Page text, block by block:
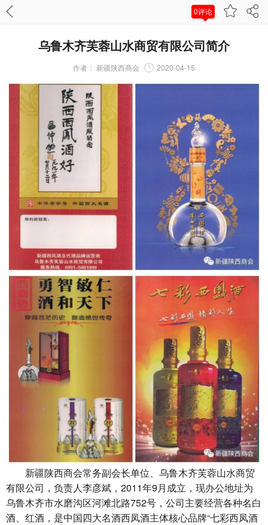
0评论
乌鲁木齐芙蓉山水商贸有限公司简介
作者： 新疆陕西商会 2020-04-15
新疆陕西商会常务副会长单位、乌鲁木齐芙蓉山水商贸
有限公司，负责人李彦斌，2011年9月成立，现办公地址为
乌鲁木齐市水磨沟区河滩北路752号，公司主要经营各种名白
酒、红酒，是中国四大名酒西凤酒主体核心品牌“七彩西凤酒